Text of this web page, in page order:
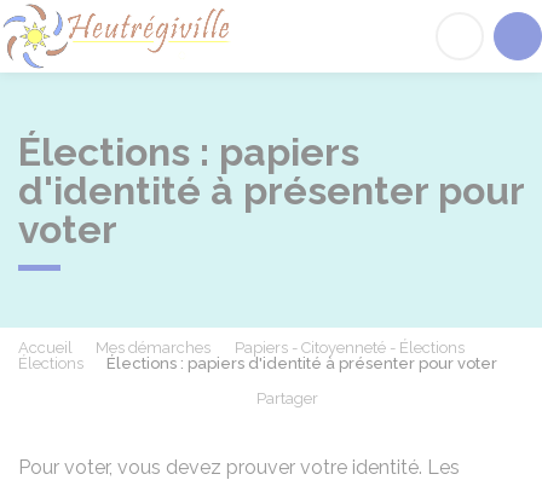
Élections : papiers
d'identité à présenter pour
voter
Accueil Mes démarches
Papiers - Citoyenneté - Élections
Élections
Élections : papiers d'identité à présenter pour voter
Partager
Pour voter, vous devez prouver votre identité. Les